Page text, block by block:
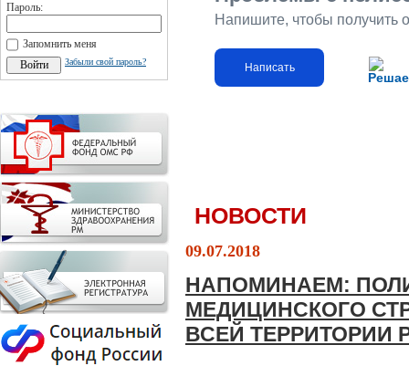
Пароль:
Запомнить меня
Забыли свой пароль?
Напишите, чтобы получить
Написать
НОВОСТИ
09.07.2018
НАПОМИНАЕМ:
МЕДИЦИНСКОГО
ВСЕЙ ТЕРРИТОРИИ